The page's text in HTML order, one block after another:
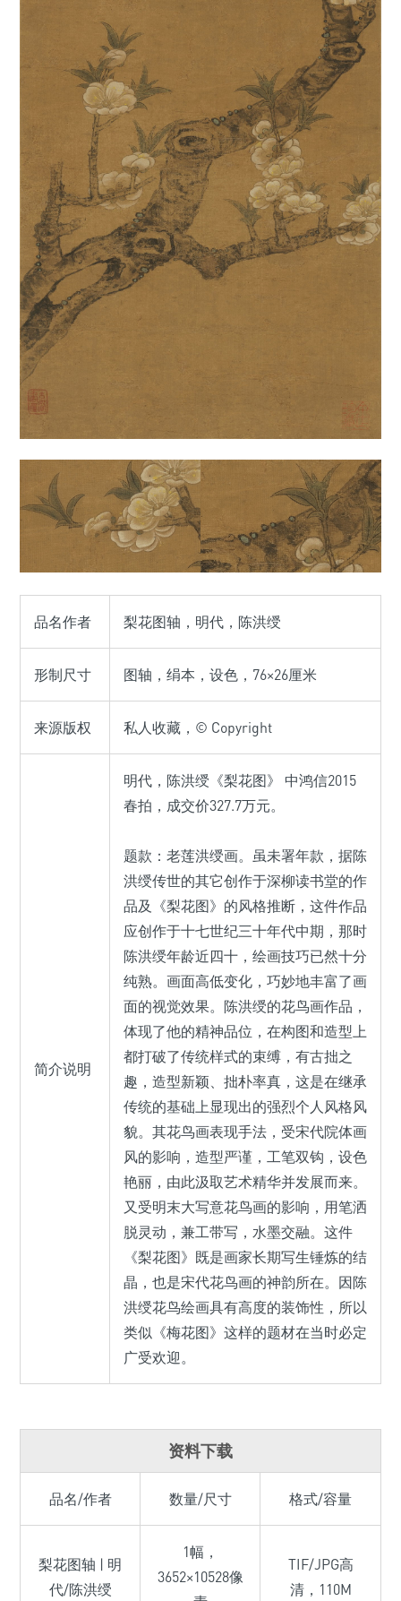
品名作者 梨花图轴，明代，陈洪绶
形制尺寸 图轴，绢本，设色，76×26厘米
来源版权 私人收藏，© Copyright
简介说明
明代，陈洪绶《梨花图》 中鸿信2015
春拍，成交价327.7万元。
题款：老莲洪绶画。虽未署年款，据陈
洪绶传世的其它创作于深柳读书堂的作
品及《梨花图》的风格推断，这件作品
应创作于十七世纪三十年代中期，那时
陈洪绶年龄近四十，绘画技巧已然十分
纯熟。画面高低变化，巧妙地丰富了画
面的视觉效果。陈洪绶的花鸟画作品，
体现了他的精神品位，在构图和造型上
都打破了传统样式的束缚，有古拙之
趣，造型新颖、拙朴率真，这是在继承
传统的基础上显现出的强烈个人风格风
貌。其花鸟画表现手法，受宋代院体画
风的影响，造型严谨，工笔双钩，设色
艳丽，由此汲取艺术精华并发展而来。
又受明末大写意花鸟画的影响，用笔洒
脱灵动，兼工带写，水墨交融。这件
《梨花图》既是画家长期写生锤炼的结
晶，也是宋代花鸟画的神韵所在。因陈
洪绶花鸟绘画具有高度的装饰性，所以
类似《梅花图》这样的题材在当时必定
广受欢迎。
资料下载
品名/作者 数量/尺寸 格式/容量
梨花图轴 | 明
代/陈洪绶
1幅，
3652×10528像
TIF/JPG高
清，110M